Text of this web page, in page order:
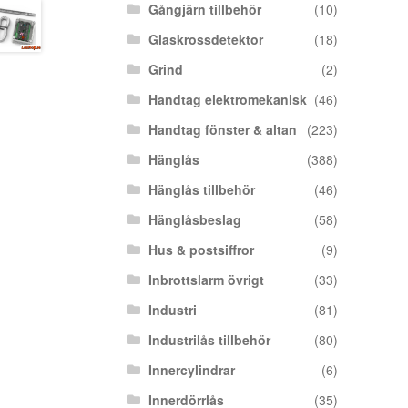
Gångjärn tillbehör
(10)
Glaskrossdetektor
(18)
Grind
(2)
Handtag elektromekanisk (46)
Handtag fönster & altan
(223)
Hänglås
(388)
Hänglås tillbehör
(46)
Hänglåsbeslag
(58)
Hus & postsiffror
(9)
Inbrottslarm övrigt
(33)
Industri
(81)
Industrilås tillbehör
(80)
Innercylindrar
(6)
Innerdörrlås
(35)